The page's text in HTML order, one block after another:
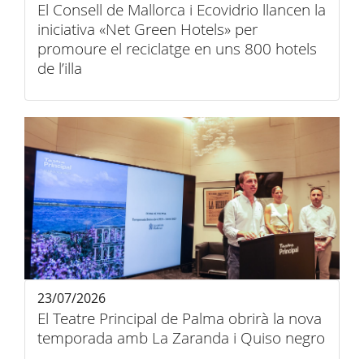
El Consell de Mallorca i Ecovidrio llancen la
iniciativa «Net Green Hotels» per
promoure el reciclatge en uns 800 hotels
de l’illa
El Teatre Principal de Palma obrirà la nova
temporada amb La Zaranda i Quiso negro
23/07/2026